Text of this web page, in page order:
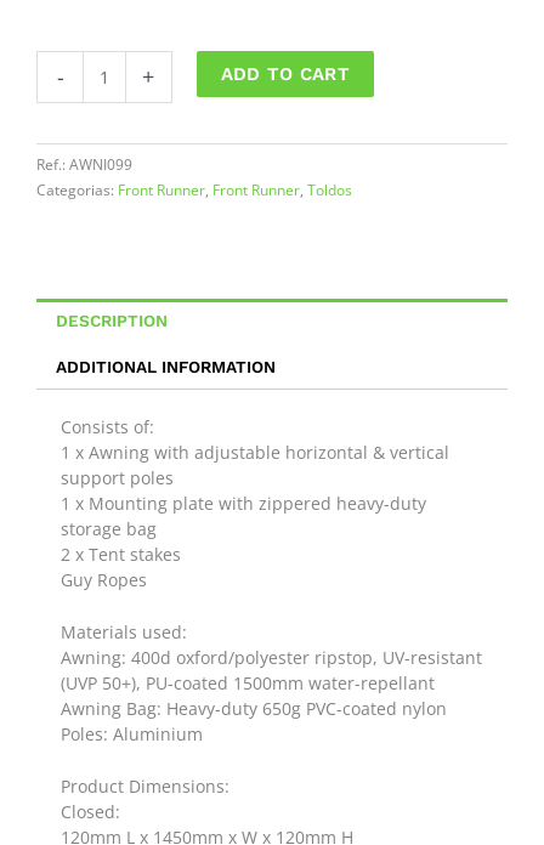
-
Preto
Runner
quantity
+ ADD TO CART
Ref.: AWNI099
Categorias: Front Runner, Front Runner, Toldos
DESCRIPTION
ADDITIONAL INFORMATION
Consists of:
1 x Awning with adjustable horizontal & vertical
support poles
1 x Mounting plate with zippered heavy-duty
storage bag
2 x Tent stakes
Guy Ropes
Materials used:
Awning: 400d oxford/polyester ripstop, UV-resistant
(UVP 50+), PU-coated 1500mm water-repellant
Awning Bag: Heavy-duty 650g PVC-coated nylon
Poles: Aluminium
Product Dimensions:
Closed:
120mm L x 1450mm x W x 120mm H